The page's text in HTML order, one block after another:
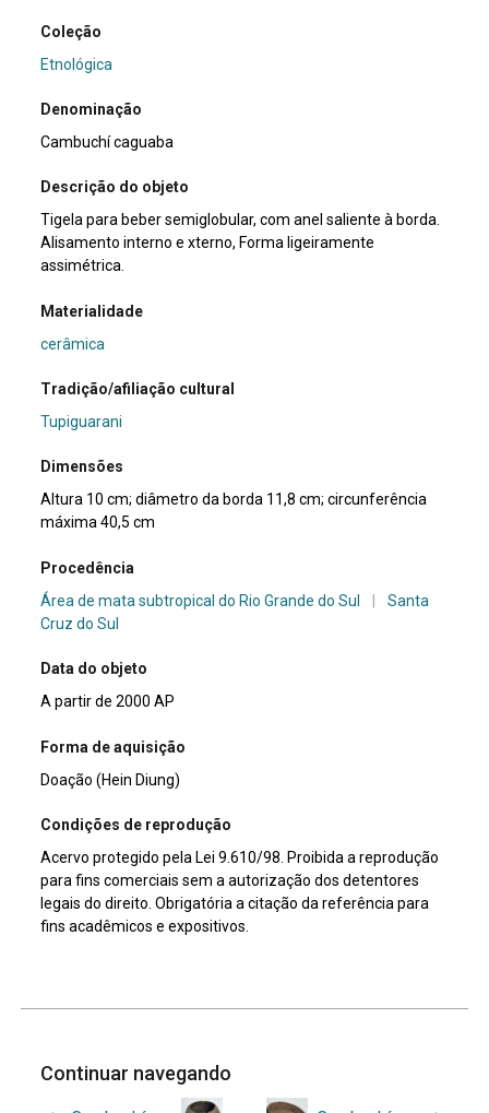
Coleção
Etnológica
Denominação
Cambuchí caguaba
Descrição do objeto
Tigela para beber semiglobular, com anel saliente à borda.
Alisamento interno e xterno, Forma ligeiramente
assimétrica.
Materialidade
cerâmica
Tradição/afiliação cultural
Tupiguarani
Dimensões
Altura 10 cm; diâmetro da borda 11,8 cm; circunferência
máxima 40,5 cm
Procedência
Área de mata subtropical do Rio Grande do Sul
Santa
Cruz do Sul
Data do objeto
A partir de 2000 AP
Forma de aquisição
Doação (Hein Diung)
Condições de reprodução
Acervo protegido pela Lei 9.610/98. Proibida a reprodução
para fins comerciais sem a autorização dos detentores
legais do direito. Obrigatória a citação da referência para
fins acadêmicos e expositivos.
Continuar navegando